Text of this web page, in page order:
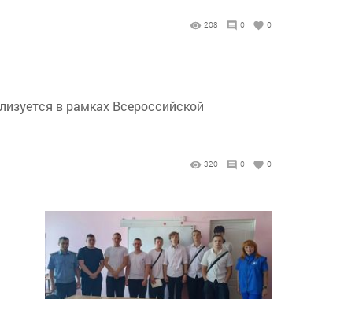
208 0 0
в рамках Всероссийской
320 0 0